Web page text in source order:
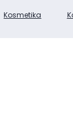
Kosmetika